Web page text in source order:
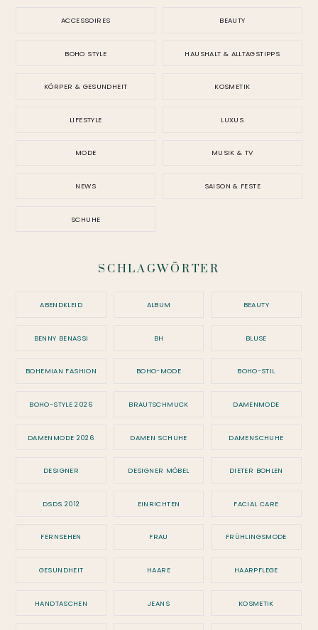
ACCESSOIRES BEAUTY
BOHO STYLE HAUSHALT & ALLTAGSTIPPS
KÖRPER & GESUNDHEIT KOSMETIK
LIFESTYLE LUXUS
MODE MUSIK & TV
NEWS SAISON & FESTE
SCHUHE
SCHLAGWÖRTER
ABENDKLEID ALBUM BEAUTY
BENNY BENASSI BH BLUSE
BOHEMIAN FASHION BOHO-MODE BOHO-STIL
BOHO-STYLE 2026 BRAUTSCHMUCK DAMENMODE
DAMENMODE 2026 DAMEN SCHUHE DAMENSCHUHE
DESIGNER DESIGNER MÖBEL DIETER BOHLEN
DSDS 2012 EINRICHTEN FACIAL CARE
FERNSEHEN FRAU FRÜHLINGSMODE
GESUNDHEIT HAARE HAARPFLEGE
HANDTASCHEN JEANS KOSMETIK